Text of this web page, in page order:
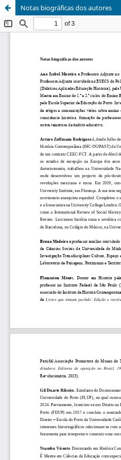
Notas biográficas dos autores